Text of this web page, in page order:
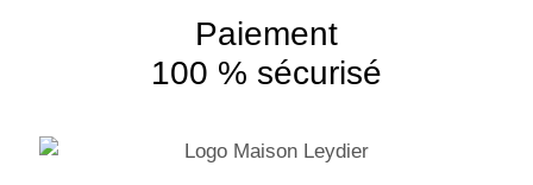
Paiement
100 % sécurisé